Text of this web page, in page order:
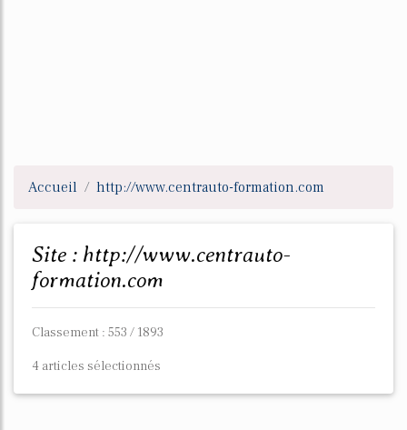
Accueil http://www.centrauto-formation.com
Site : http://www.centrauto-
formation.com
Classement : 553 / 1893
4 articles sélectionnés